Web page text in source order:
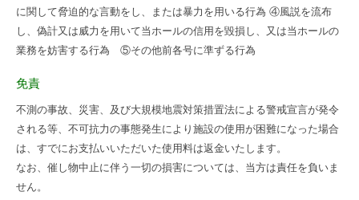
に関して脅迫的な言動をし、または暴力を用いる行為 ④風説を流布
し、偽計又は威力を用いて当ホールの信用を毀損し、又は当ホールの
業務を妨害する行為 ⑤その他前各号に準ずる行為
免責
不測の事故、災害、及び大規模地震対策措置法による警戒宣言が発令
される等、不可抗力の事態発生により施設の使用が困難になった場合
は、すでにお支払いいただいた使用料は返金いたします。
なお、催し物中止に伴う一切の損害については、当方は責任を負いま
せん。